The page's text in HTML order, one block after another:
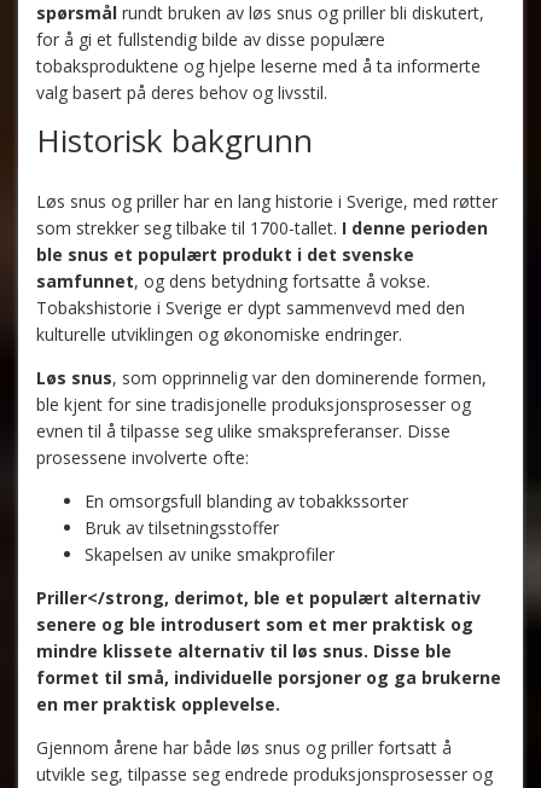
spørsmål rundt bruken av løs snus og priller bli diskutert,
for å gi et fullstendig bilde av disse populære
tobaksproduktene og hjelpe leserne med å ta informerte
valg basert på deres behov og livsstil.
Historisk bakgrunn
Løs snus og priller har en lang historie i Sverige, med røtter
som strekker seg tilbake til 1700-tallet. I denne perioden
ble snus et populært produkt i det svenske
samfunnet, og dens betydning fortsatte å vokse.
Tobakshistorie i Sverige er dypt sammenvevd med den
kulturelle utviklingen og økonomiske endringer.
Løs snus, som opprinnelig var den dominerende formen,
ble kjent for sine tradisjonelle produksjonsprosesser og
evnen til å tilpasse seg ulike smakspreferanser. Disse
prosessene involverte ofte:
En omsorgsfull blanding av tobakkssorter
Bruk av tilsetningsstoffer
Skapelsen av unike smakprofiler
Priller</strong, derimot, ble et populært alternativ
senere og ble introdusert som et mer praktisk og
mindre klissete alternativ til løs snus. Disse ble
formet til små, individuelle porsjoner og ga brukerne
en mer praktisk opplevelse.
Gjennom årene har både løs snus og priller fortsatt å
utvikle seg, tilpasse seg endrede produksjonsprosesser og